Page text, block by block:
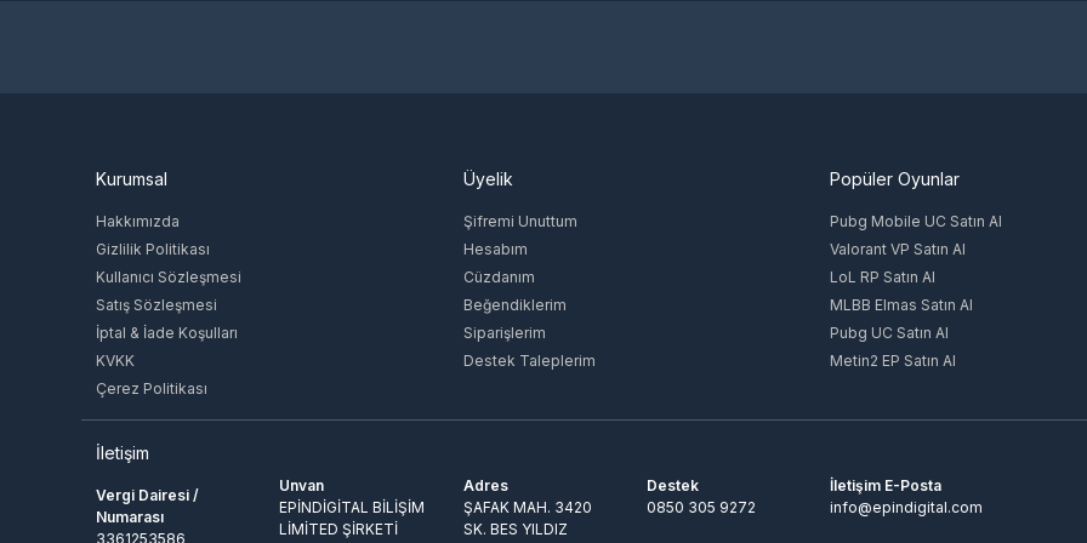
Kurumsal
Hakkımızda
Gizlilik Politikası
Kullanıcı Sözleşmesi
Satış Sözleşmesi
İptal & İade Koşulları
KVKK
Çerez Politikası
Üyelik
Şifremi Unuttum
Hesabım
Cüzdanım
Beğendiklerim
Siparişlerim
Destek Taleplerim
Popüler Oyunlar
Pubg Mobile UC Satın Al
Valorant VP Satın Al
LoL RP Satın Al
MLBB Elmas Satın Al
Pubg UC Satın Al
Metin2 EP Satın Al
İletişim
Vergi Dairesi /
Numarası
3361253586
Unvan
EPİNDİGİTAL BİLİŞİM
LİMİTED ŞİRKETİ
Adres
ŞAFAK MAH. 3420
SK. BES YILDIZ
Destek
0850 305 9272
İletişim E-Posta
info@epindigital.com